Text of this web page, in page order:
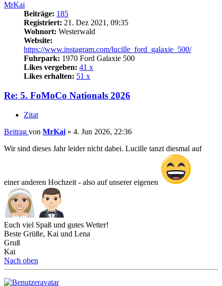
MrKai
Beiträge: 185
Registriert: 21. Dez 2021, 09:35
Wohnort: Westerwald
Website:
https://www.instagram.com/lucille_ford_galaxie_500/
Fuhrpark: 1970 Ford Galaxie 500
Likes vergeben: 41 x
Likes erhalten: 51 x
Re: 5. FoMoCo Nationals 2026
Zitat
Beitrag von MrKai » 4. Jun 2026, 22:36
Wir sind dieses Jahr leider nicht dabei. Lucille tanzt diesmal auf
einer anderen Hochzeit - also auf unserer eigenen
Euch viel Spaß und gutes Wetter!
Beste Grüße, Kai und Lena
Gruß
Kai
Nach oben